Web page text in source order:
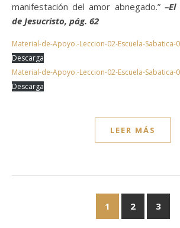
manifestación del amor abnegado.” –El
de Jesucristo, pág. 62
Material-de-Apoyo.-Leccion-02-Escuela-Sabatica-
Descarga
Material-de-Apoyo.-Leccion-02-Escuela-Sabatica-
Descarga
LEER MÁS
1 2 3